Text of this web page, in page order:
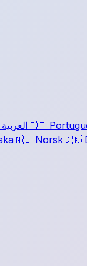
العربية🇵🇹
🇳🇴 Norsk🇩🇰